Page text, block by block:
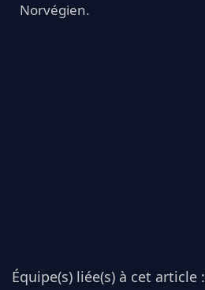
Norvégien.
Équipe(s) liée(s) à cet article :